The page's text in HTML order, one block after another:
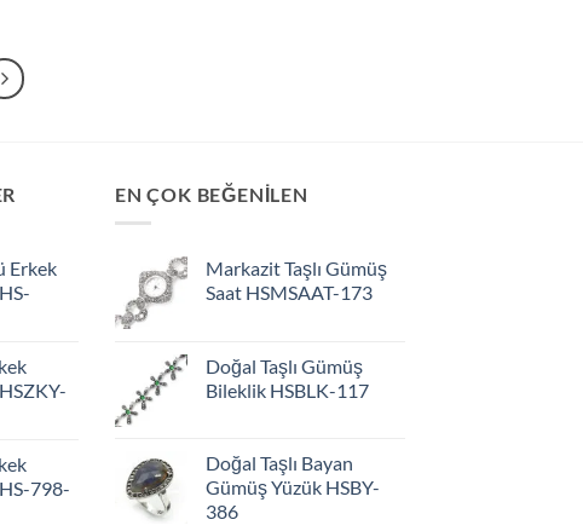
Erkek
798-
EN ÇOK BEĞENİLEN
Markazit Taşlı Gümüş
Saat HSMSAAT-173
Doğal Taşlı Gümüş
Bileklik HSBLK-117
Doğal Taşlı Bayan
Gümüş Yüzük HSBY-
386